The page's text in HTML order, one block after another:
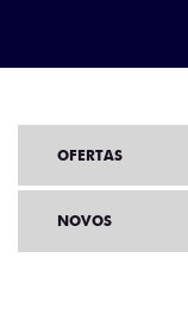
OFERTAS
NOVOS